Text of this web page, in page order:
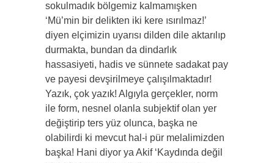
sokulmadık bölgemiz kalmamışken
‘Mü’min bir delikten iki kere ısırılmaz!’
diyen elçimizin uyarısı dilden dile aktarılıp
durmakta, bundan da dindarlık
hassasiyeti, hadis ve sünnete sadakat pay
ve payesi devşirilmeye çalışılmaktadır!
Yazık, çok yazık! Algıyla gerçekler, norm
ile form, nesnel olanla subjektif olan yer
değiştirip ters yüz olunca, başka ne
olabilirdi ki mevcut hal-i pür melalimizden
başka! Hani diyor ya Akif ‘Kaydında değil